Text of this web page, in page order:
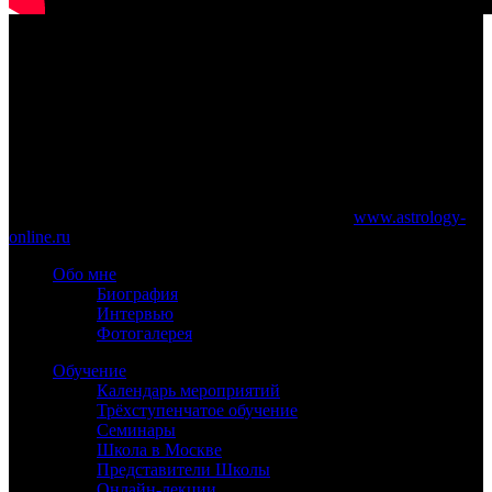
www.astrology-
online.ru
Обо мне
Биография
Интервью
Фотогалерея
Обучение
Календарь мероприятий
Трёхступенчатое обучение
Семинары
Школа в Москве
Представители Школы